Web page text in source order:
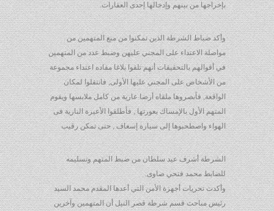
بإخراجها من بينهم وإدخالها إحدى العقارات.
وأكد ضباط الشرطة الذين تمكنوا من منع المتهمين من
مواصلة الاعتداء على المجني عليهن وضبط عدد من المتهمين
في أقوالهم بالتحقيقات أنهم تلقوا بلاغا مفاده اعتداء مجموعة
من الأشخاص على المجني عليها الأولى, فانتقلوا لمكان
الواقعة, فأبصروها ملقاه أرضا عارية من كامل ملابسها ويقوم
المتهم الأول بالإمساك بعورتها , فأطلقوا الأعيرة النارية فى
الهواء واصطحبوها إلى سيارة إسعاف , حتى تمكن رقيب
الشرطة أشرف عيد سلطان من ضبط المتهم وتسليمه
للضابط محمد فتحي صاوى.
وأكدت تحريات أجهزة الأمن التي أعدها المقدم محمد السيد
رئيس مباحث قسم شرطة قصر النيل أن المتهمين وآخرين